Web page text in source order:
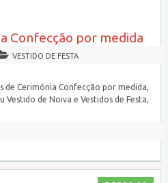
Confecção por medida
VESTIDO DE FESTA
de Cerimónia Confecção por medida,
de Noiva e Vestidos de Festa,